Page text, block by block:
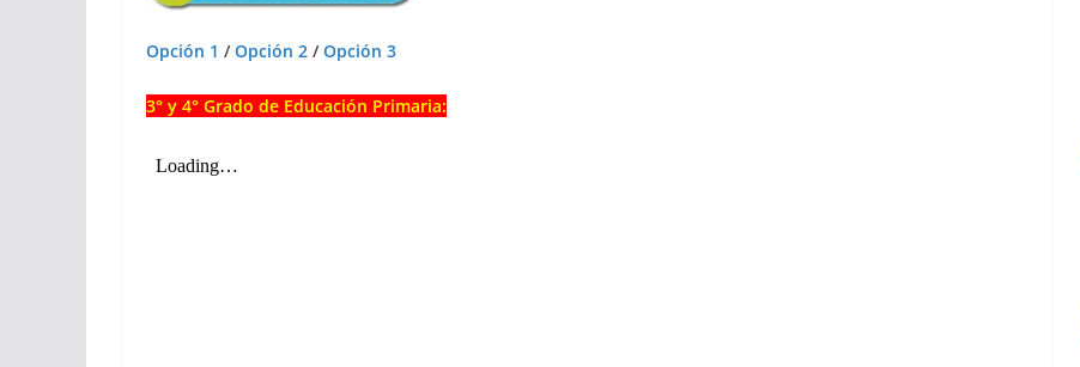
Opción 1 /Opción 2 /Opción 3
3° y 4° Grado de Educación Primaria: